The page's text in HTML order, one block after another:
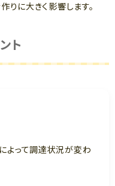
作りに大きく影響します。
ト
よって調達状況が変わ